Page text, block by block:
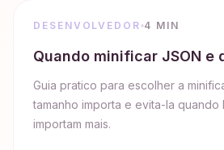
DESENVOLVEDOR 4 MIN
Quando minificar JSON e
Guia pratico para escolher a
tamanho importa e evita-la quando
importam mais.